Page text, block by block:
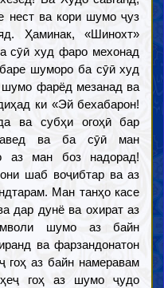
нест ва кори шумо ҷуз
Ҳаминак, «Шинохт»
сӯӣ худ фаро мехонад
шуморо ба сӯӣ худ
шумо фарёд мезанад ва
ки «Эй бехабарон!
ва субҳи огоҳӣ бар
ва ба сӯӣ ман
аз ман боз надорад!
шаб воҷибтар ва аз
Ман танҳо касе
дар дунё ва охират аз
шумо аз байн
ва фарзандонатон
аз байн намеравам
гоҳ аз шумо ҷудо